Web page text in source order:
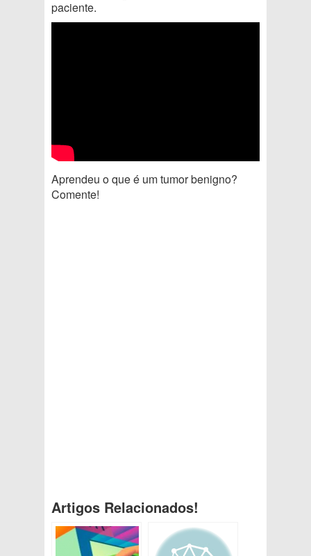
paciente.
Aprendeu o que é um tumor benigno?
Comente!
Artigos Relacionados!